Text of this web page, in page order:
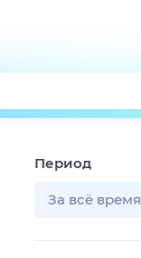
Поиск
ТВ-программа
Период
За всё время